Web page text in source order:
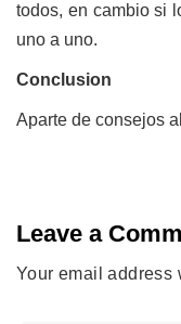
todos, en cambio si
uno a uno.
Conclusion
Aparte de consejos
Leave a
Your email address